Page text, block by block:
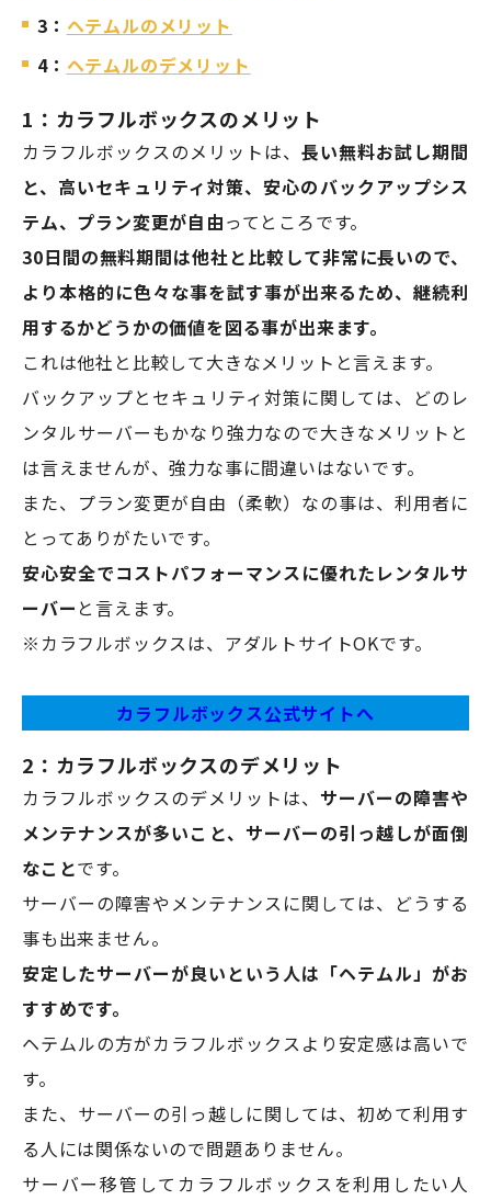
3： ヘテムルのメリット
4： ヘテムルのデメリット
1：カラフルボックスのメリット
カラフルボックスのメリットは、長い無料お試し期間
と、高いセキュリティ対策、安心のバックアップシス
テム、プラン変更が自由ってところです。
30日間の無料期間は他社と比較して非常に長いので、
より本格的に色々な事を試す事が出来るため、継続利
用するかどうかの価値を図る事が出来ます。
これは他社と比較して大きなメリットと言えます。
バックアップとセキュリティ対策に関しては、どのレ
ンタルサーバーもかなり強力なので大きなメリットと
は言えませんが、強力な事に間違いはないです。
また、プラン変更が自由（柔軟）なの事は、利用者に
とってありがたいです。
安心安全でコストパフォーマンスに優れたレンタルサ
ーバー と言えます。
※カラフルボックスは、アダルトサイトOKです。
カラフルボックス公式サイトへ
2：カラフルボックスのデメリット
カラフルボックスのデメリットは、 サーバーの障害や
メンテナンスが多いこと、サーバーの引っ越しが面倒
なことです。
サーバーの障害やメンテナンスに関しては、どうする
事も出来ません。
安定したサーバーが良いという人は「ヘテムル」がお
すすめです。
ヘテムルの方がカラフルボックスより安定感は高いで
す。
また、サーバーの引っ越しに関しては、初めて利用す
る人には関係ないので問題ありません。
サーバー移管してカラフルボックスを利用したい人